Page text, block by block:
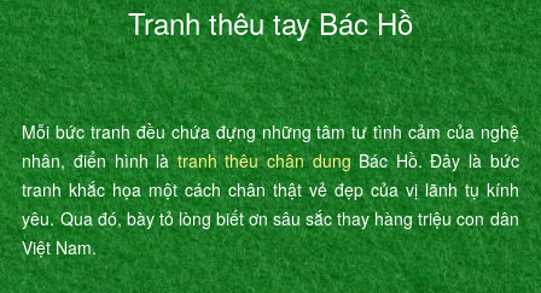
Tranh thêu tay Bác Hồ
Mỗi bức tranh đều chứa đựng những tâm tư tình cảm của nghệ
nhân, điển hình là tranh thêu chân dungBác Hồ. Đây là bức
tranh khắc họa một cách chân thật vẻ đẹp của vị lãnh tụ kính
yêu. Qua đó, bày tỏ lòng biết ơn sâu sắc thay hàng triệu con dân
Việt Nam.